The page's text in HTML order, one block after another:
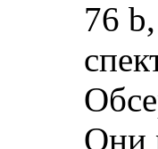
76
Они